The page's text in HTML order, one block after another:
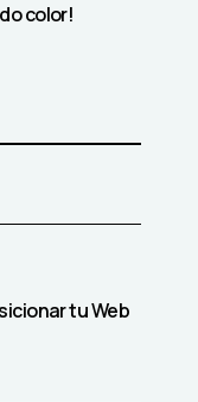
color!
tu Web